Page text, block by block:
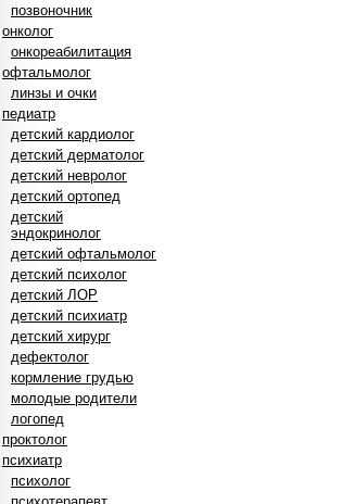
позвоночник
онколог
онкореабилитация
офтальмолог
линзы и очки
педиатр
детский кардиолог
детский дерматолог
детский невролог
детский ортопед
детский
эндокринолог
детский офтальмолог
детский психолог
детский ЛОР
детский психиатр
детский хирург
дефектолог
кормление грудью
молодые родители
логопед
проктолог
психиатр
психолог